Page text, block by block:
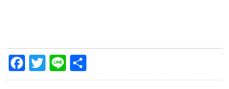
Facebook
Twitter
Line
有